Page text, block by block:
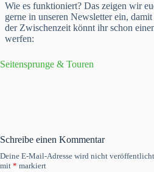
Wie es funktioniert? Das zeigen wir
gerne in unseren Newsletter ein,
der Zwischenzeit könnt ihr schon
werfen:
Seitensprunge & Touren
Schreibe einen Kommentar
Deine E-Mail-Adresse wird nicht
mit * markiert